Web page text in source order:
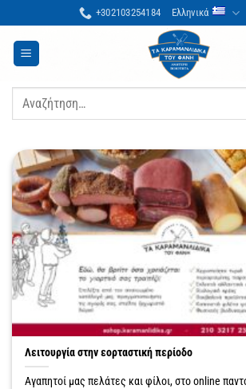
στο
περιεχόμενο
+302103254184 Ελληνικά
Αναζήτηση
Λειτουργία στην εορταστική περίοδο
Αγαπητοί μας πελάτες και φίλοι, στο online